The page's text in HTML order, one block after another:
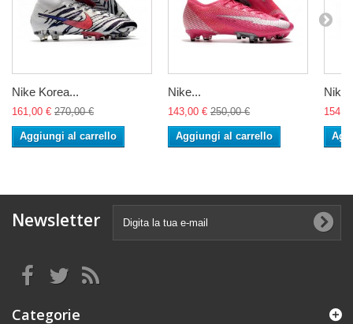
Nike Korea...
161,00 € 270,00 €
Aggiungi al carrello
Nike...
143,00 € 250,00 €
Aggiungi al carrello
Newsletter
Categorie